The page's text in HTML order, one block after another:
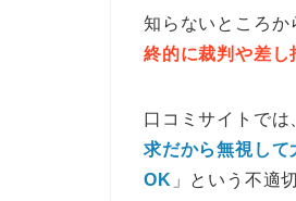
知らないところか
終的に裁判や差し
口コミサイトでは
求だから無視して
OK 」という不適